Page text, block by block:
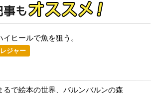
イヒールで魚を狙う。
レジャー
るで絵本の世界、バルンバルンの森